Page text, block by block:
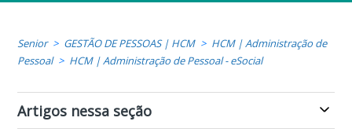
Senior GESTÃO DE PESSOAS | HCM
HCM | Administração de
Pessoal
HCM | Administração de Pessoal - eSocial
Artigos nessa seção